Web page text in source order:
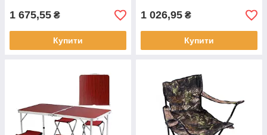
1 675,55 ₴
Купити
1 026,95 ₴
Купити